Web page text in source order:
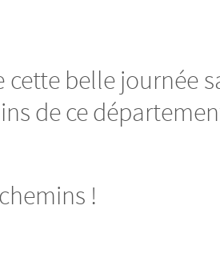
belle journée
de ce
!